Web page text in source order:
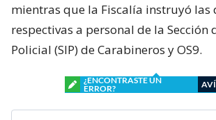
mientras que la Fiscalía instruyó las
respectivas a personal de la Sección
Policial (SIP) de Carabineros y OS9.
¿ENCONTRASTE UN
ERROR?